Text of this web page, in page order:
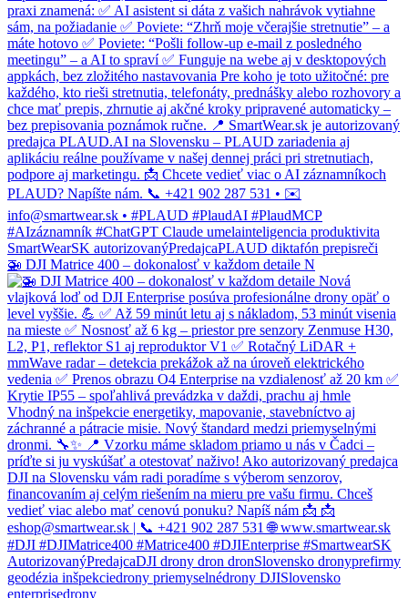
🚁 DJI Matrice 400 – dokonalosť v každom detaile N